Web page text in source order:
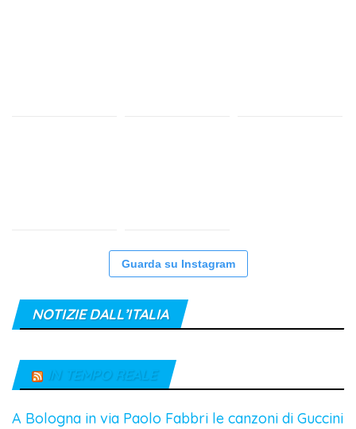
Guarda su Instagram
NOTIZIE DALL’ITALIA
IN TEMPO REALE
A Bologna in via Paolo Fabbri le canzoni di Guccini